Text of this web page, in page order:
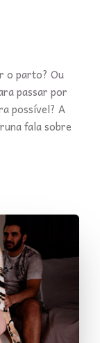
o parto? Ou
passar por
possível? A
fala sobre